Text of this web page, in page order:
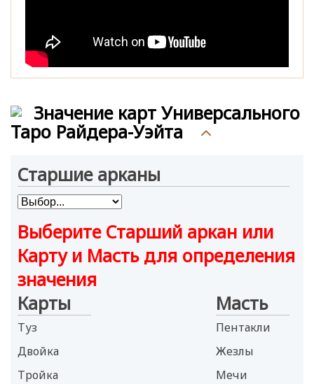
Значение карт Универсального
Таро Райдера-Уэйта
Старшие арканы
Выберите Старший аркан или
Карту и Масть для определения
значения
Карты
Туз
Двойка
Тройка
Масть
Пентакли
Жезлы
Мечи